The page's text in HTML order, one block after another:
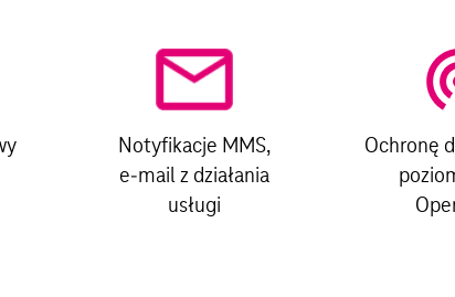
Notyfikacje MMS,
e‑mail z działania
usługi
Ochronę